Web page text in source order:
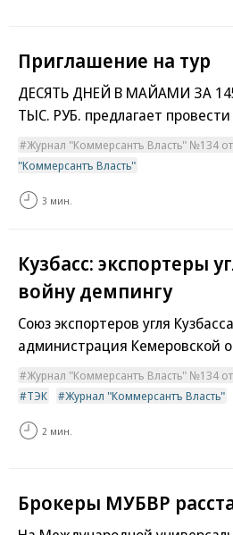
Приглашение на тур
ДЕСЯТЬ ДНЕЙ В МАЙАМИ ЗА
ТЫС. РУБ. предлагает провести
Журнал "Коммерсантъ Власть" №134
"Коммерсантъ Власть"
3 мин.
Кузбасс: экспортеры
войну демпингу
Союз экспортеров угля
администрация Кемеровской
Журнал "Коммерсантъ Власть" №134
ТЭК
Журнал "Коммерсантъ Власть"
2 мин.
Брокеры МУБВР